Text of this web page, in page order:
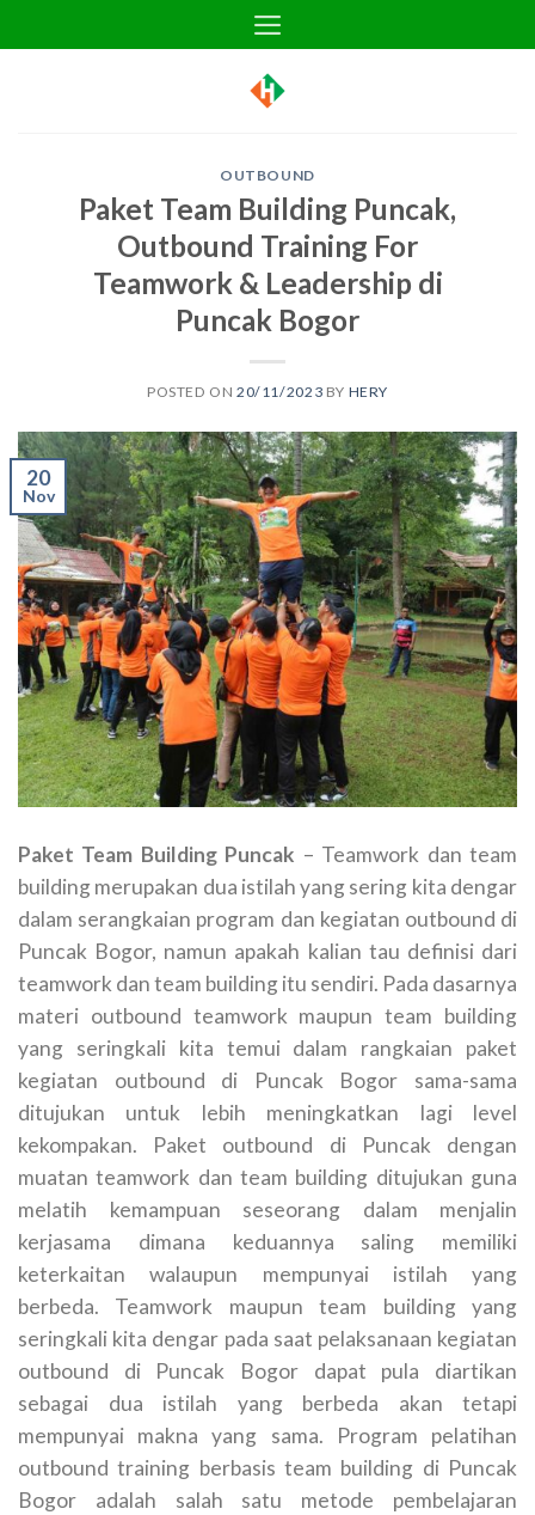
to
OUTBOUND
Paket Team Building Puncak,
Outbound Training For
Teamwork & Leadership di
Puncak Bogor
POSTED ON20/11/2023 BY HERY
20
Nov
Paket Team Building Puncak – Teamwork dan team
building merupakan dua istilah yang sering kita dengar
dalam serangkaian program dan kegiatan outbound di
Puncak Bogor, namun apakah kalian tau definisi dari
teamwork dan team building itu sendiri. Pada dasarnya
materi outbound teamwork maupun team building
yang seringkali kita temui dalam rangkaian paket
kegiatan outbound di Puncak Bogor sama-sama
ditujukan untuk lebih meningkatkan lagi level
kekompakan. Paket outbound di Puncak dengan
muatan teamwork dan team building ditujukan guna
melatih kemampuan seseorang dalam menjalin
kerjasama dimana keduannya saling memiliki
keterkaitan walaupun mempunyai istilah yang
berbeda. Teamwork maupun team building yang
seringkali kita dengar pada saat pelaksanaan kegiatan
outbound di Puncak Bogor dapat pula diartikan
sebagai dua istilah yang berbeda akan tetapi
mempunyai makna yang sama. Program pelatihan
outbound training berbasis team building di Puncak
Bogor adalah salah satu metode pembelajaran